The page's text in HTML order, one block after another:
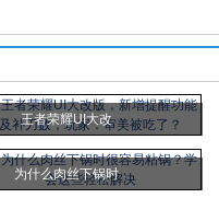
王者荣耀UI大改
为什么肉丝下锅时